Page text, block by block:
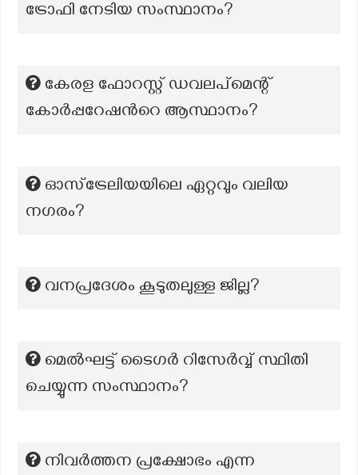
ട്രോഫി നേടിയ സംസ്ഥാനം?
കേരള ഫോറസ്റ്റ് ഡവലപ്മെന്റ്
കോർപ്പറേഷൻറെ ആസ്ഥാനം?
ഓസ്‌ട്രേലിയയിലെ ഏറ്റവും വലിയ
നഗരം?
വനപ്രദേശം കൂടുതലുള്ള ജില്ല?
മെൽഘട്ട് ടൈഗർ റിസേർവ്വ് സ്ഥിതി
ചെയ്യുന്ന സംസ്ഥാനം?
നിവർത്തന പ്രക്ഷോഭം എന്ന